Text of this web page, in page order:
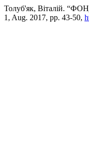
Толуб'як, Віталій.
1, Aug. 2017, pp. 43-50,